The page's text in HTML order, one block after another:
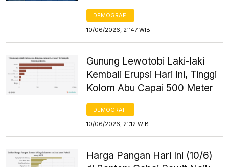
DEMOGRAFI
10/06/2026, 21:47 WIB
Gunung Lewotobi Laki-laki
Kembali Erupsi Hari Ini, Tinggi
Kolom Abu Capai 500 Meter
DEMOGRAFI
10/06/2026, 21:12 WIB
Harga Pangan Hari Ini (10/6)